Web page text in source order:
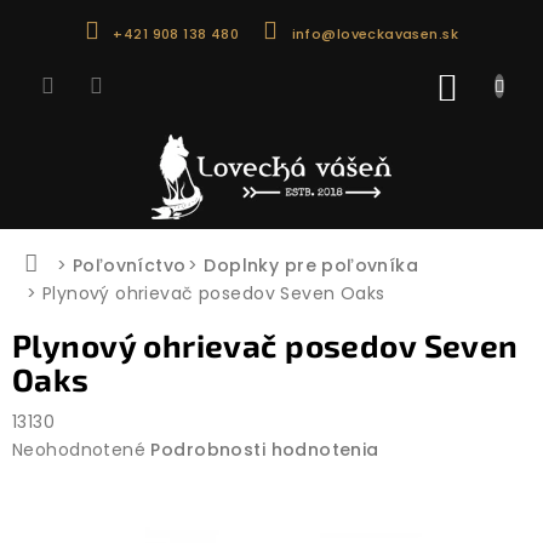
+421 908 138 480 info@loveckavasen.sk
Domov
Poľovníctvo
Doplnky pre poľovníka
Plynový ohrievač posedov Seven Oaks
Plynový ohrievač posedov Seven
Oaks
13130
Priemerné
Neohodnotené Podrobnosti hodnotenia